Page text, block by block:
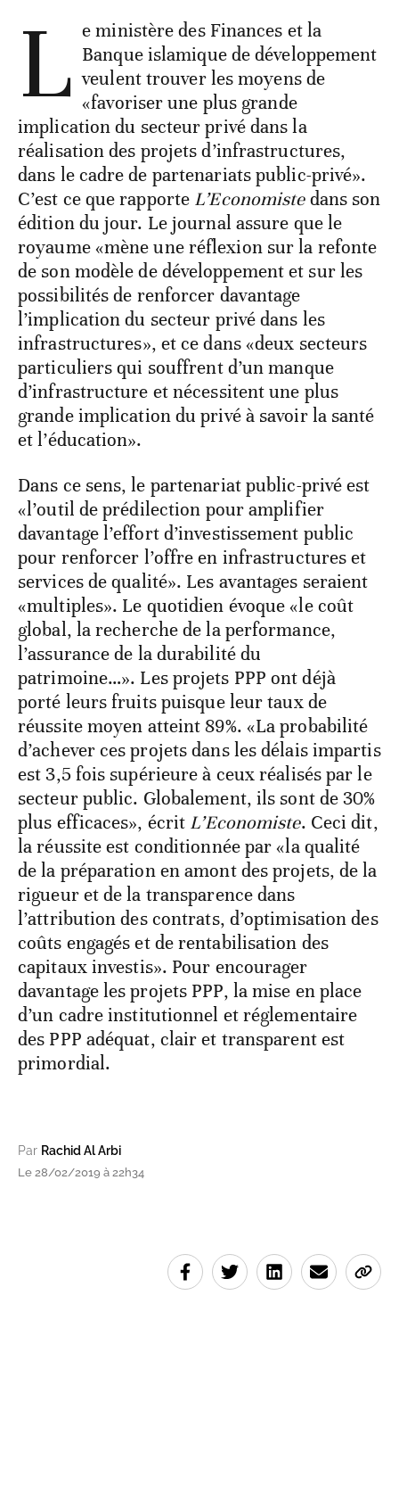
L e ministère des Finances et la
Banque islamique de développement
veulent trouver les moyens de
«favoriser une plus grande
implication du secteur privé dans la
réalisation des projets d’infrastructures,
dans le cadre de partenariats public-privé».
C’est ce que rapporte L’Economistedans son
édition du jour. Le journal assure que le
royaume «mène une réflexion sur la refonte
de son modèle de développement et sur les
possibilités de renforcer davantage
l’implication du secteur privé dans les
infrastructures», et ce dans «deux secteurs
particuliers qui souffrent d’un manque
d’infrastructure et nécessitent une plus
grande implication du privé à savoir la santé
et l’éducation».
Dans ce sens, le partenariat public-privé est
«l’outil de prédilection pour amplifier
davantage l’effort d’investissement public
pour renforcer l’offre en infrastructures et
services de qualité». Les avantages seraient
«multiples». Le quotidien évoque «le coût
global, la recherche de la performance,
l’assurance de la durabilité du
patrimoine…». Les projets PPP ont déjà
porté leurs fruits puisque leur taux de
réussite moyen atteint 89%. «La probabilité
d’achever ces projets dans les délais impartis
est 3,5 fois supérieure à ceux réalisés par le
secteur public. Globalement, ils sont de 30%
plus efficaces», écrit L’Economiste. Ceci dit,
la réussite est conditionnée par «la qualité
de la préparation en amont des projets, de la
rigueur et de la transparence dans
l’attribution des contrats, d’optimisation des
coûts engagés et de rentabilisation des
capitaux investis». Pour encourager
davantage les projets PPP, la mise en place
d’un cadre institutionnel et réglementaire
des PPP adéquat, clair et transparent est
primordial.
Par Rachid Al Arbi
Le 28/02/2019 à 22h34